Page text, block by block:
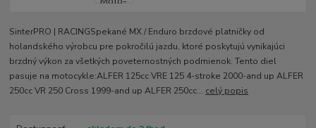
SinterPRO | RACINGSpekané MX / Enduro brzdové platničky od
holandského výrobcu pre pokročilú jazdu, ktoré poskytujú vynikajúci
brzdný výkon za všetkých poveternostných podmienok. Tento diel
pasuje na motocykle:ALFER 125cc VRE 125 4-stroke 2000-and up ALFER
250cc VR 250 Cross 1999-and up ALFER 250cc... celý popis